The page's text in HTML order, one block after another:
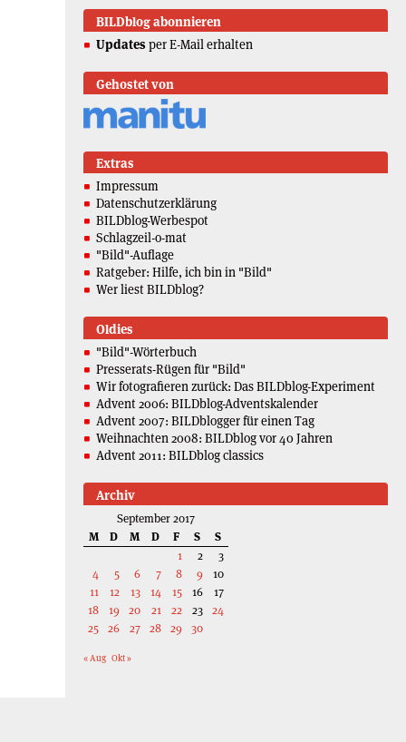
BILDblog abonnieren
Updates per E-Mail erhalten
Gehostet von
Extras
Impressum
Datenschutzerklärung
BILDblog-Werbespot
Schlagzeil-o-mat
"Bild"-Auflage
Ratgeber: Hilfe, ich bin in "Bild"
Wer liest BILDblog?
Oldies
"Bild"-Wörterbuch
Presserats-Rügen für "Bild"
Wir fotografieren zurück: Das BILDblog-Experiment
Advent 2006: BILDblog-Adventskalender
Advent 2007: BILDblogger für einen Tag
Weihnachten 2008: BILDblog vor 40 Jahren
Advent 2011: BILDblog classics
Archiv
September 2017
M
D M D F S
S
1
2
3
4
5 6 7 8 9
10
11
12 13 14 15 16
17
18
19 20 21 22 23 24
25 26 27 28 29 30
« Aug Okt »